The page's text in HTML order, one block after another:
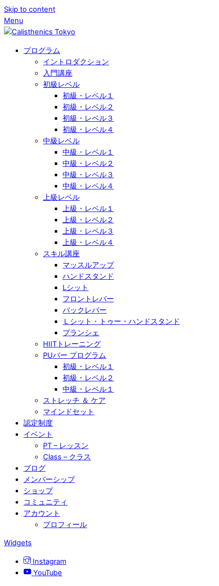
Skip to content
Menu
プログラム
イントロダクション
入門講座
初級レベル
初級・レベル１
初級・レベル２
初級・レベル３
初級・レベル４
中級レベル
中級・レベル１
中級・レベル２
中級・レベル３
中級・レベル４
上級レベル
上級・レベル１
上級・レベル２
上級・レベル３
上級・レベル４
スキル講座
マッスルアップ
ハンドスタンド
Lシット
フロントレバー
バックレバー
Ｌシット・トゥー・ハンドスタンド
プランシェ
HIITトレーニング
PUバー プログラム
初級・レベル１
初級・レベル２
中級・レベル１
ストレッチ ＆ ケア
マインドセット
認定制度
イベント
PT – レッスン
Class – クラス
ブログ
メンバーシップ
ショップ
コミュニティ
アカウント
プロフィール
Widgets
Instagram
YouTube